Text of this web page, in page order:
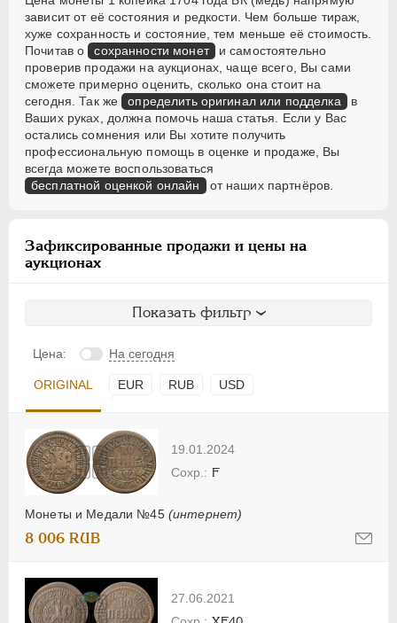
зависит от её состояния и редкости. Чем больше тираж,
хуже сохранность и состояние, тем меньше её стоимость.
Почитав о сохранности монет и самостоятельно
проверив продажи на аукционах, чаще всего, Вы сами
сможете примерно оценить, сколько она стоит на
сегодня. Так же определить оригинал или подделка в
Ваших руках, должна помочь наша статья. Если у Вас
остались сомнения или Вы хотите получить
профессиональную помощь в оценке и продаже, Вы
всегда можете воспользоваться
бесплатной оценкой онлайн от наших партнёров.
Зафиксированные продажи и цены на
аукционах
Показать фильтр
Цена: На сегодня
ORIGINAL EUR RUB USD
19.01.2024
Монеты и Медали №45 (интернет)
F
8 006 RUB
27.06.2021